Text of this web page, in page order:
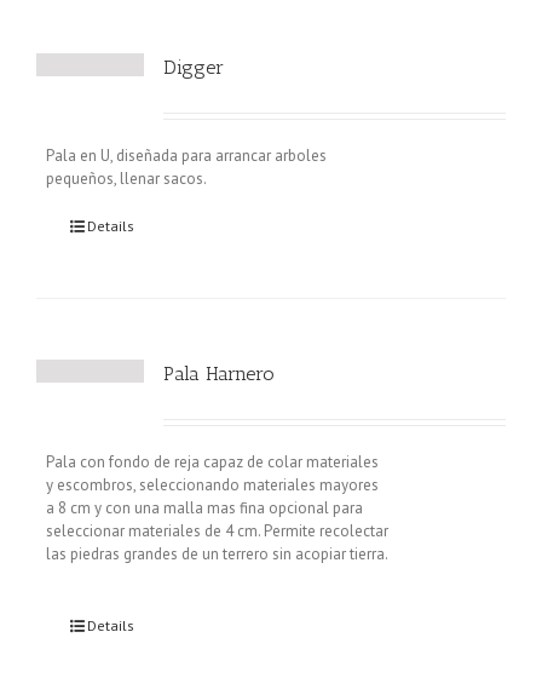
Digger
Pala en U, diseñada para arrancar arboles
pequeños, llenar sacos.
Details
Pala Harnero
Pala con fondo de reja capaz de colar materiales
y escombros, seleccionando materiales mayores
a 8 cm y con una malla mas fina opcional para
seleccionar materiales de 4 cm. Permite recolectar
las piedras grandes de un terrero sin acopiar tierra.
Details